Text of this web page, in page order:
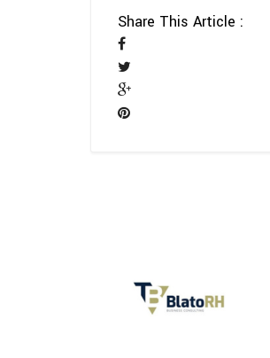
Share This Article :